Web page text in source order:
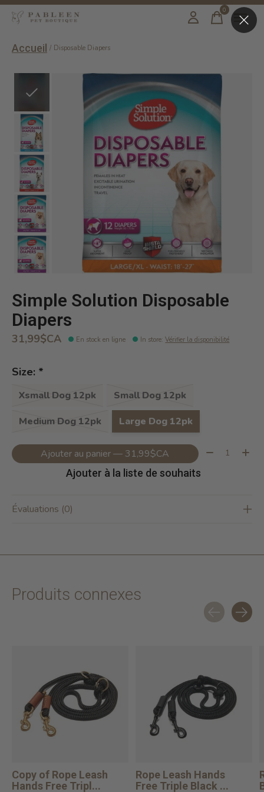
0items
Accueil / Disposable Diapers
Slideshow Items
Simple Solution Disposable
Diapers
31,99$CA En stock en ligne In store:Vérifier la disponibilité
Size: *
Xsmall Dog 12pk
Small Dog 12pk
Medium Dog 12pk
Large Dog 12pk
Ajouter au panier — 31,99$CA Quantité:
Ajouter à la liste de souhaits
Évaluations (0)
Produits connexes
Copy of Rope Leash
Hands Free Tripl...
Rope Leash Hands
Free Triple Black ...